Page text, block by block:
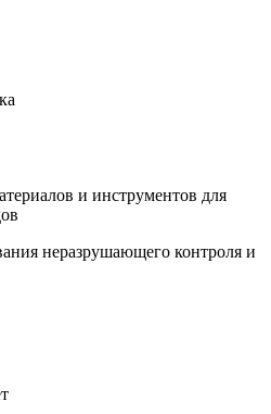
и инструментов для
неразрушающего контроля и